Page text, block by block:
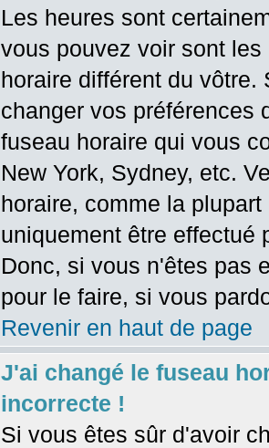
Les heures sont
vous pouvez voir sont
horaire différent du
changer vos préférences
fuseau horaire qui vous
New York, Sydney, etc.
horaire, comme la
uniquement être effectué
Donc, si vous n'êtes pas
pour le faire, si vous
Revenir en haut de page
J'ai changé le fuseau
incorrecte !
Si vous êtes sûr d'avoir